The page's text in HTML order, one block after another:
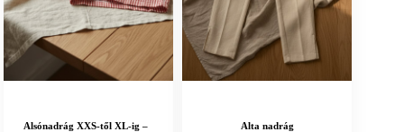
Alsónadrág XXS-től XL-ig –
Alta nadrág